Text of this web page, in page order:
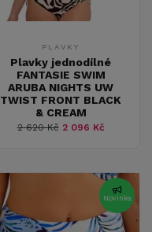
PLAVKY
Plavky jednodílné
FANTASIE SWIM
ARUBA NIGHTS UW
TWIST FRONT BLACK
& CREAM
2 620 Kč2 096 Kč
Novinka